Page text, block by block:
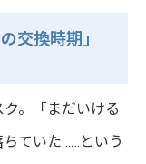
交換時期」
。「まだいける
ていた……という